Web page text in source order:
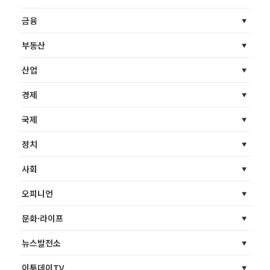
금융
부동산
산업
경제
국제
정치
사회
오피니언
문화·라이프
뉴스발전소